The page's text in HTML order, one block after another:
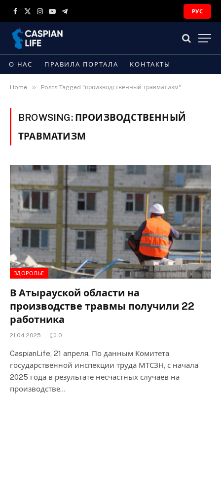
Facebook
X
Instagram
YouTubeTelegram
РУС
О НАС ПРАВИЛА ПОРТАЛА КОНТАКТЫ
Home » Posts Tagged "производственный травматизм"
BROWSING: ПРОИЗВОДСТВЕННЫЙ
ТРАВМАТИЗМ
ЗДОРОВЬЕ
В Атырауской области на
производстве травмы получили 22
работника
21.04.2025 0
CaspianLife, 21 апреля. По данным Комитета
государственной инспекции труда МТСЗН, с начала
2025 года в результате несчастных случаев на
производстве…